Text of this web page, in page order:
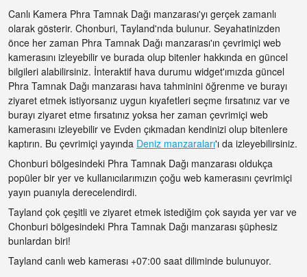
Canlı Kamera Phra Tamnak Dağı manzarası'yı gerçek zamanlı
olarak gösterir. Chonburi, Tayland'nda bulunur. Seyahatinizden
önce her zaman Phra Tamnak Dağı manzarası'ın çevrimiçi web
kamerasını izleyebilir ve burada olup bitenler hakkında en güncel
bilgileri alabilirsiniz. İnteraktif hava durumu widget'ımızda güncel
Phra Tamnak Dağı manzarası hava tahminini öğrenme ve burayı
ziyaret etmek istiyorsanız uygun kıyafetleri seçme fırsatınız var ve
burayı ziyaret etme fırsatınız yoksa her zaman çevrimiçi web
kamerasını izleyebilir ve Evden çıkmadan kendinizi olup bitenlere
kaptırın. Bu çevrimiçi yayında Deniz manzaraları'ı da izleyebilirsiniz.
Chonburi bölgesindeki Phra Tamnak Dağı manzarası oldukça
popüler bir yer ve kullanıcılarımızın çoğu web kamerasını çevrimiçi
yayın puanıyla derecelendirdi.
Tayland çok çeşitli ve ziyaret etmek istediğim çok sayıda yer var ve
Chonburi bölgesindeki Phra Tamnak Dağı manzarası şüphesiz
bunlardan biri!
Tayland canlı web kamerası +07:00 saat diliminde bulunuyor.